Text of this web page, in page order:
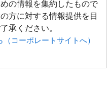
の情報を集約したもので
方に対する情報提供を目
承ください。
コーポレートサイトへ）